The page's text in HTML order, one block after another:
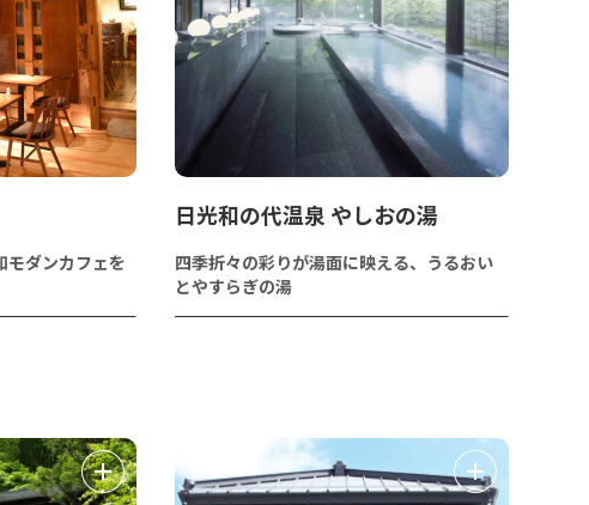
モダンカフェを
日光和の代温泉 やしおの湯
四季折々の彩りが湯面に映える、うるおい
とやすらぎの湯